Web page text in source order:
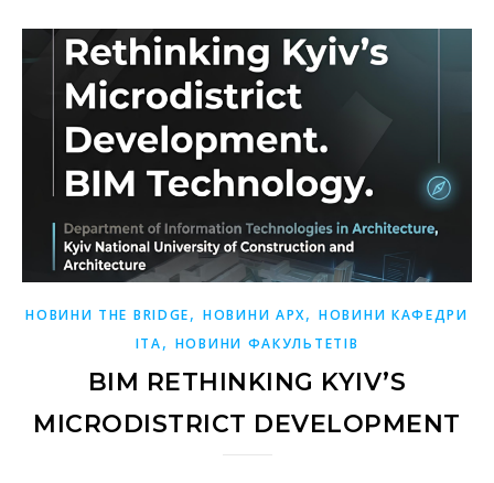
НОВИНИ THE BRIDGE,НОВИНИ АРХ,НОВИНИ КАФЕДРИ
ІТА, НОВИНИ ФАКУЛЬТЕТІВ
BIM RETHINKING KYIV’S
MICRODISTRICT DEVELOPMENT